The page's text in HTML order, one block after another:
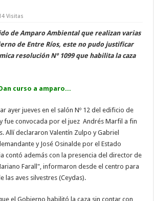
Visitas
de Amparo Ambiental que realizan varias
de Entre Ríos, este no pudo justificar
resolución Nº 1099 que habilita la caza
curso a amparo...
ayer jueves en el salón Nº 12 del edificio de
fue convocada por el juez Andrés Marfil a fin
Allí declararon Valentín Zulpo y Gabriel
y José Osinalde por el Estado
contó además con la presencia del director de
Farall", informaron desde el centro para
las aves silvestres (Ceydas).
el Gobierno habilitó la caza sin contar con